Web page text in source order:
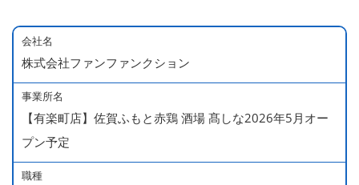
会社名
株式会社ファンファンクション
事業所名
【有楽町店】佐賀ふもと赤鶏 酒場 髙しな2026年5月オー
プン予定
職種